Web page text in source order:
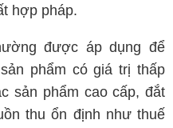
hợp pháp.
được áp dụng để
phẩm có giá trị thấp
sản phẩm cao cấp, đắt
thu ổn định như thuế